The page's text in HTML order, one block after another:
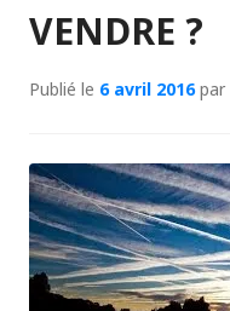
VENDRE ?
Publié le 6 avril 2016par